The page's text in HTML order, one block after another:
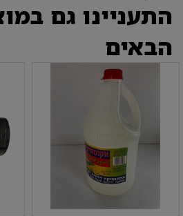
התעניינו גם
הבאים